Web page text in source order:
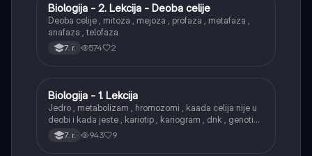
Biologija
Biologija - 2. Lekcija - Deoba celije
Deoba celije , mitoza , mejoza , profaza , metafaza ,
anafaza , telofaza
7. r. 574 2
Biologija
Biologija - 1. Lekcija
Jedro , metabolizam , hromozomi , kaada celija nije u
deobi i kada jeste , kariotip , kariogram , dnk , genotip ,
fenotip7. r. 943 9